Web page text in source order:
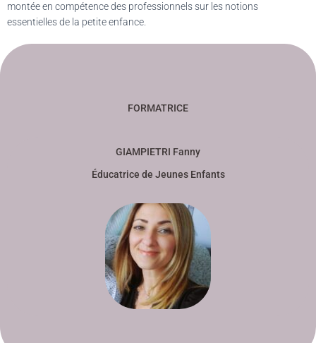
montée en compétence des professionnels sur les notions
essentielles de la petite enfance.
FORMATRICE
GIAMPIETRI Fanny
Éducatrice de Jeunes Enfants